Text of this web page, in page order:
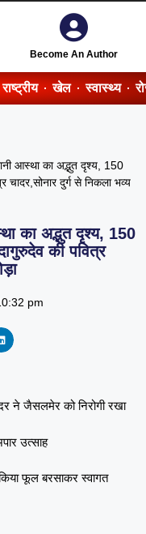
Become An Author
राष्ट्रीय खेल स्वास्थ्य
आस्था का अद्भुत दृश्य, 150
चादर,सोनार दुर्ग से निकला भव्य
का अद्भुत दृश्य, 150
की पवित्र
pm
ने जैसलमेर को निरोगी रखा
उत्साह
फूल बरसाकर स्वागत